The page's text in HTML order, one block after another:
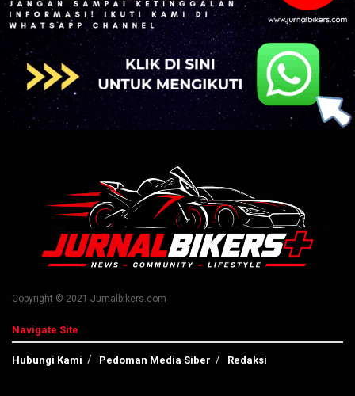
Copyright © 2021 Jurnalbikers.com
Navigate Site
Hubungi Kami Pedoman Media Siber Redaksi